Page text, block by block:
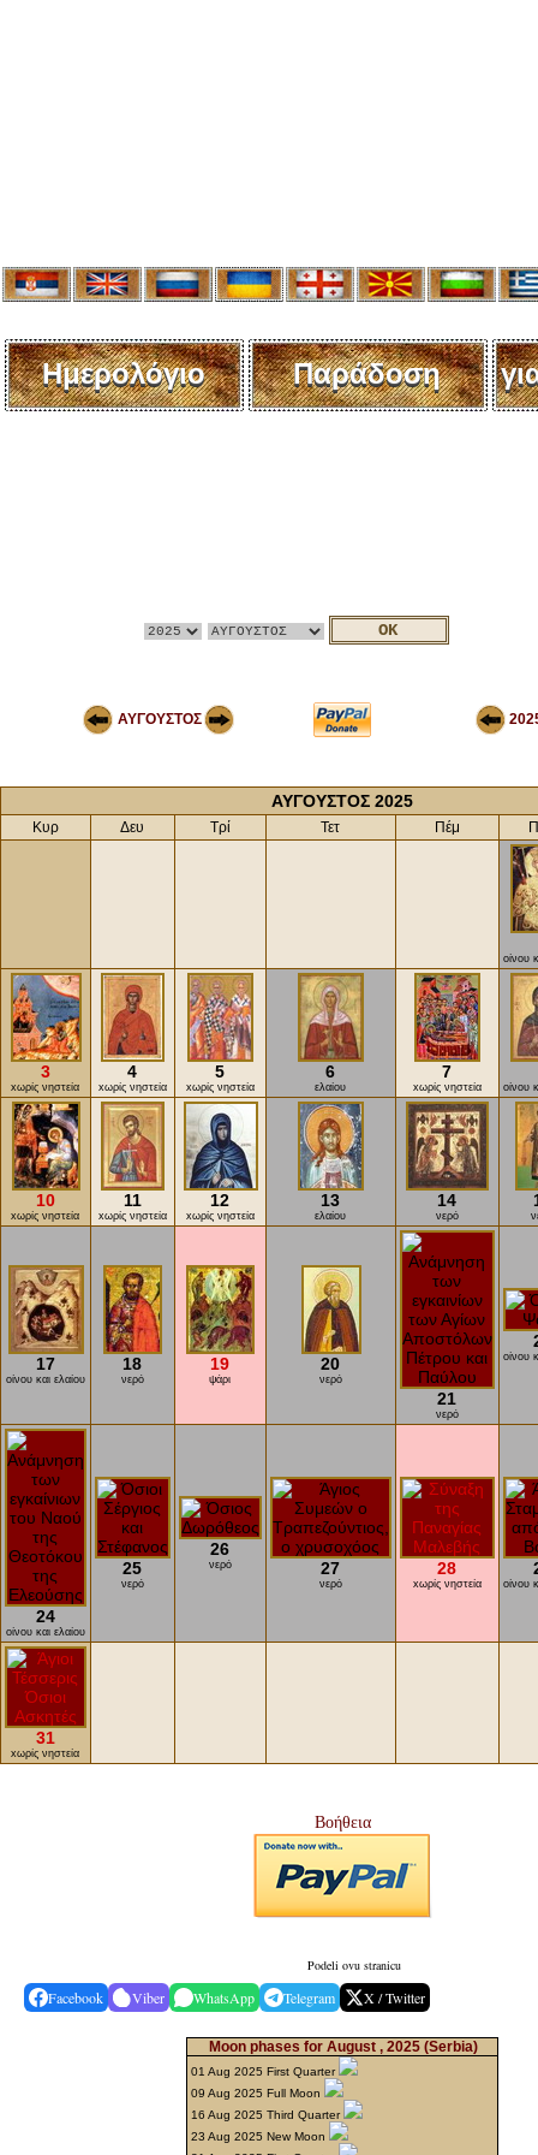
Ημερολόγιο Παράδοση
ΑΥΓΟΥΣΤΟΣ
ΑΥΓΟΥΣΤΟΣ 2025
Κυρ Δευ Τρί Τετ Πέμ
οίνου
3
xωρίς νηστεία
4
xωρίς νηστεία
5
xωρίς νηστεία
6
ελαίου
7
xωρίς νηστεία οίνου
10
xωρίς νηστεία
11
xωρίς νηστεία
12
xωρίς νηστεία
13
ελαίου
14
νερό
17
οίνου και ελαίου
18
νερό
19
ψάρι
20
νερό
21
νερό
οίνου
24
οίνου και ελαίου
25
νερό
26
νερό 27
νερό
28
xωρίς νηστεία οίνου
31
xωρίς νηστεία
Βοήθεια
Podeli ovu stranicu
Facebook Viber WhatsApp Telegram X / Twitter
Moon phases for August , 2025 (Serbia)
01 Aug 2025 First Quarter
09 Aug 2025 Full Moon
16 Aug 2025 Third Quarter
23 Aug 2025 New Moon